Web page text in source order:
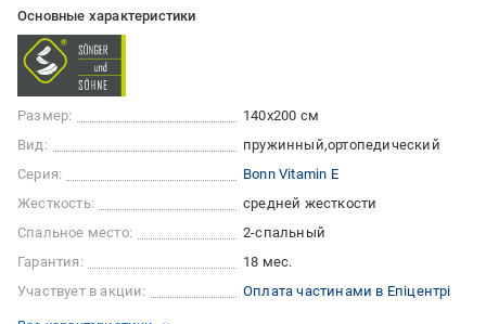
Основные характеристики
Размер:
140x200 см
Вид:
пружинный ортопедический
Серия:
Bonn Vitamin E
Жесткость:
средней жесткости
Спальное место:
2-спальный
Гарантия:
18 мес.
Участвует в акции:
Оплата частинами в Епіцентрі